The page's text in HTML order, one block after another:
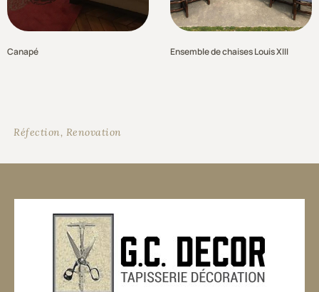
Canapé Ensemble de chaises Louis XIII
Réfection, Renovation